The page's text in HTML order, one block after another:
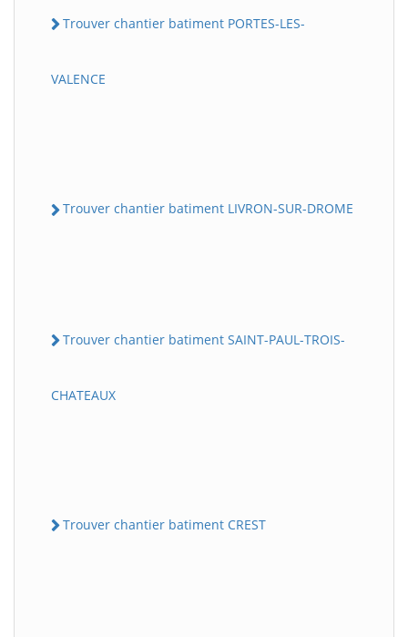
Trouver chantier batiment PORTES-LES-
VALENCE
Trouver chantier batiment LIVRON-SUR-DROME
Trouver chantier batiment SAINT-PAUL-TROIS-
CHATEAUX
Trouver chantier batiment CREST